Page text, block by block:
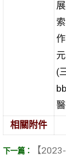
(
相關附件
【